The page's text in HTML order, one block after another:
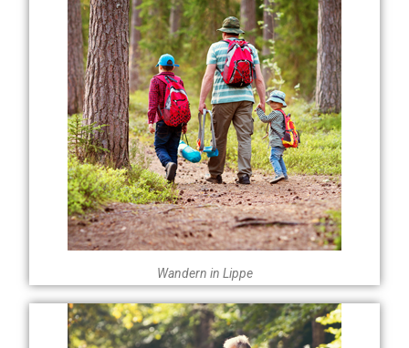
Wandern in Lippe